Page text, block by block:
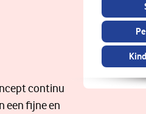
continu
een fijne en